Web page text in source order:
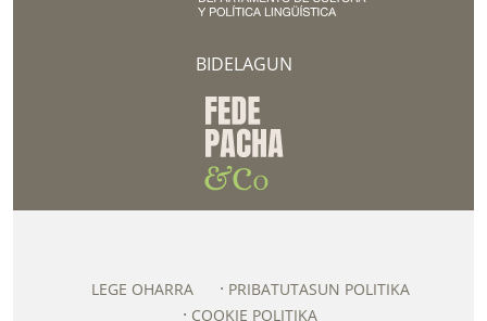
BIDELAGUN
LEGE OHARRA
PRIBATUTASUN POLITIKA
COOKIE POLITIKA